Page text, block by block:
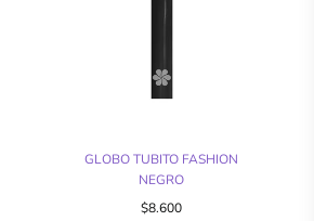
GLOBO TUBITO FASHION
NEGRO
$8.600